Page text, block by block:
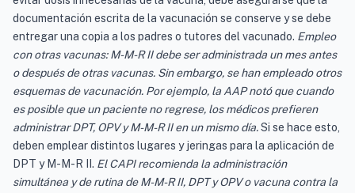
documentación escrita de la vacunación se conserve y se debe
entregar una copia a los padres o tutores del vacunado. Empleo
con otras vacunas: M-M-R II debe ser administrada un mes antes
o después de otras vacunas. Sin embargo, se han empleado otros
esquemas de vacunación. Por ejemplo, la AAP notó que cuando
es posible que un paciente no regrese, los médicos prefieren
administrar DPT, OPV y M-M-R II en un mismo día.Si se hace esto,
deben emplear distintos lugares y jeringas para la aplicación de
DPT y M-M-R II. El CAPI recomienda la administración
simultánea y de rutina de M-M-R II, DPT y OPV o vacuna contra la